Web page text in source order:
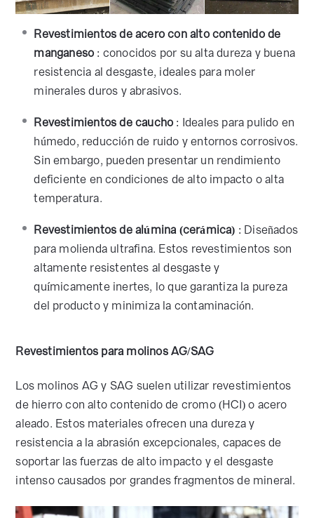
Revestimientos de acero con alto contenido de
manganeso : conocidos por su alta dureza y buena
resistencia al desgaste, ideales para moler
minerales duros y abrasivos.
Revestimientos de caucho : Ideales para pulido en
húmedo, reducción de ruido y entornos corrosivos.
Sin embargo, pueden presentar un rendimiento
deficiente en condiciones de alto impacto o alta
temperatura.
Revestimientos de alúmina (cerámica) : Diseñados
para molienda ultrafina. Estos revestimientos son
altamente resistentes al desgaste y
químicamente inertes, lo que garantiza la pureza
del producto y minimiza la contaminación.
Revestimientos para molinos AG/SAG
Los molinos AG y SAG suelen utilizar revestimientos
de hierro con alto contenido de cromo (HCI) o acero
aleado. Estos materiales ofrecen una dureza y
resistencia a la abrasión excepcionales, capaces de
soportar las fuerzas de alto impacto y el desgaste
intenso causados por grandes fragmentos de mineral.